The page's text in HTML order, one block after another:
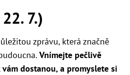
7.)
zprávu, která značně
Vnímejte pečlivě
dostanou, a promyslete si